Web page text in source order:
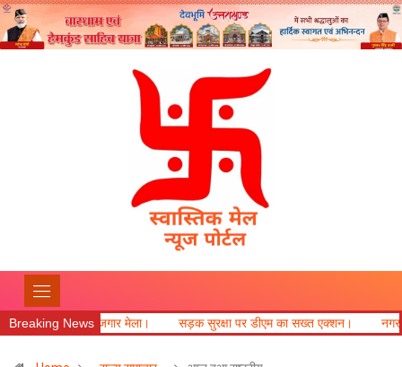
Breaking News
सड़क सुरक्षा पर डीएम का सख्त एक्शन। नगर पंचायत दफ्तर में कांग्रेस